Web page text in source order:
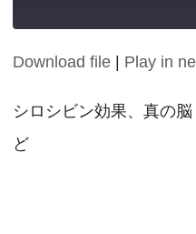
SHARE
LINK
Download file Play in
シロシビン効果、真の
ど